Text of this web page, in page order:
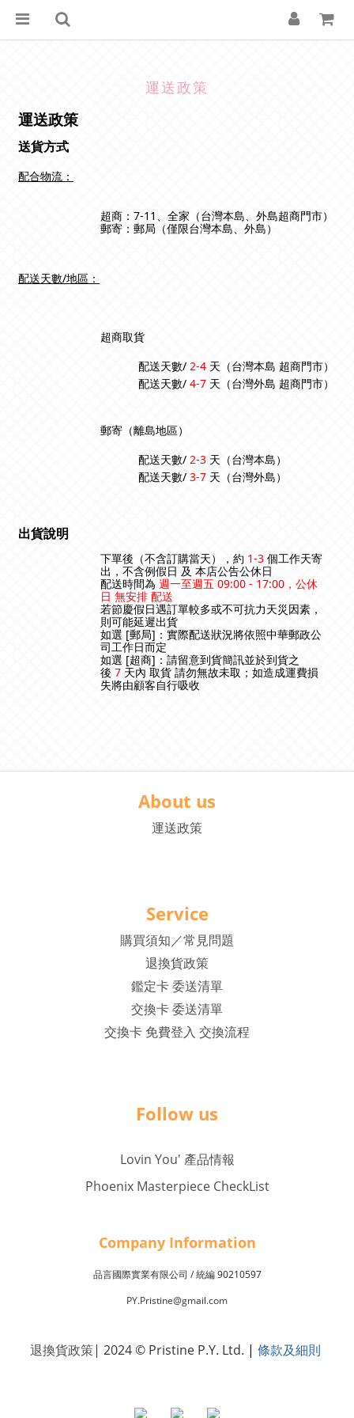
運送政策
運送政策
送貨方式
配合物流：
超商：7-11、全家（台灣本島、外島超商門市）
郵寄： 郵局 （僅限台灣本島、外島）
配送天數/地區：
超商取貨
配送天數/ 2-4 天（台灣本島 超商門市）
配送天數/ 4-7 天（台灣外島 超商門市）
郵寄（離島地區）
配送天數/ 2-3 天（台灣本島）
配送天數/ 3-7 天（台灣外島）
出貨說明
下單後（不含訂購當天），約 1-3 個工作天寄
出，不含例假日 及 本店公告公休日
配送時間為 週一至週五 09:00 - 17:00，公休
日 無安排 配送
若節慶假日遇訂單較多或不可抗力天災因素，
則可能延遲出貨
如選 [郵局]：實際配送狀況將依照中華郵政公
司工作日而定
如選 [超商]：請留意到貨簡訊並於到貨之
後 7 天內 取貨 請勿無故未取；如造成運費損
失將由顧客自行吸收
About us
運送政策
Service
購買須知／常見問題
退換貨政策
鑑定卡 委送清單
交換卡 委送清單
交換卡 免費登入 交換流程
Follow us
Lovin You' 產品情報
Phoenix Masterpiece CheckList
Company Information
品言國際實業有限公司 /統編90210597
PY.Pristine@gmail.com
退換貨政策| 2024 © Pristine P.Y. Ltd. | 條款及細則